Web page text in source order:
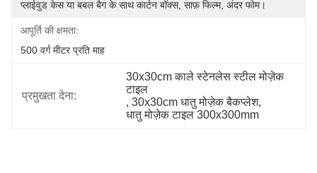
प्लाईवुड केस या बबल बैग के साथ कार्टन बॉक्स, साफ़ फिल्म, अंदर फोम।
आपूर्ति की क्षमता:
500 वर्ग मीटर प्रति माह
प्रमुखता देना:
30x30cm काले स्टेनलेस स्टील मोज़ेक
टाइल
, 30x30cm धातु मोज़ेक बैकप्लेश,
धातु मोज़ेक टाइल 300x300mm